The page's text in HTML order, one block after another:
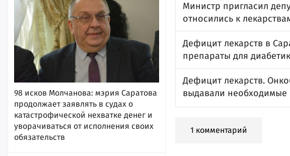
98 исков Молчанова: мэрия Саратова
продолжает заявлять в судах о
катастрофической нехватке денег и
уворачиваться от исполнения своих
обязательств
Министр пригласил
относились к
Дефицит лекарств в
препараты для
Дефицит лекарств.
выдавали необходимые
1 комментарий